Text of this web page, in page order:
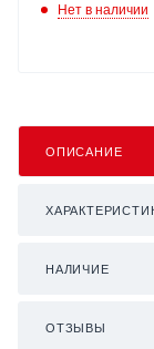
Нет в наличии
ОПИСАНИЕ
НАЛИЧИЕ
ОТЗЫВЫ